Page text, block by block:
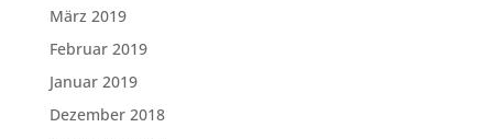
März 2019
Februar 2019
Januar 2019
Dezember 2018